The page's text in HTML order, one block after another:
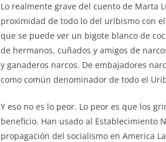
Lo realmente grave del cuento de Marta
proximidad de todo lo del uribismo con
que se puede ver un bigote blanco de
de hermanos, cuñados y amigos de
y ganaderos narcos. De embajadores
como común denominador de todo el
Y eso no es lo peor. Lo peor es que los
beneficio. Han usado al Establecimiento
propagación del socialismo en America